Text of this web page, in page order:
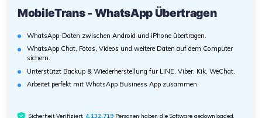
MobileTrans - WhatsApp Übertragen
WhatsApp-Daten zwischen Android und iPhone übertragen.
WhatsApp Chat, Fotos, Videos und weitere Daten auf dem Computer
sichern.
Unterstützt Backup & Wiederherstellung für LINE, Viber, Kik, WeChat.
Arbeitet perfekt mit WhatsApp Business App zusammen.
Sicherheit Verifiziert.4,132,722 Personen haben die Software gedownloaded.